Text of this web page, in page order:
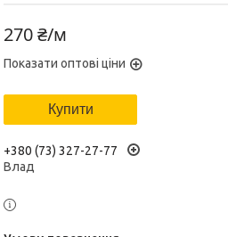
270 ₴/м
Показати оптові ціни
Купити
+380 (73) 327-27-77
Влад